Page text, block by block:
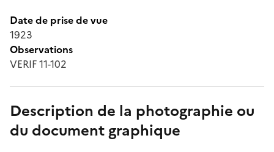
Date de prise de vue
1923
Observations
VERIF 11-102
Description de la photographie ou
du document graphique